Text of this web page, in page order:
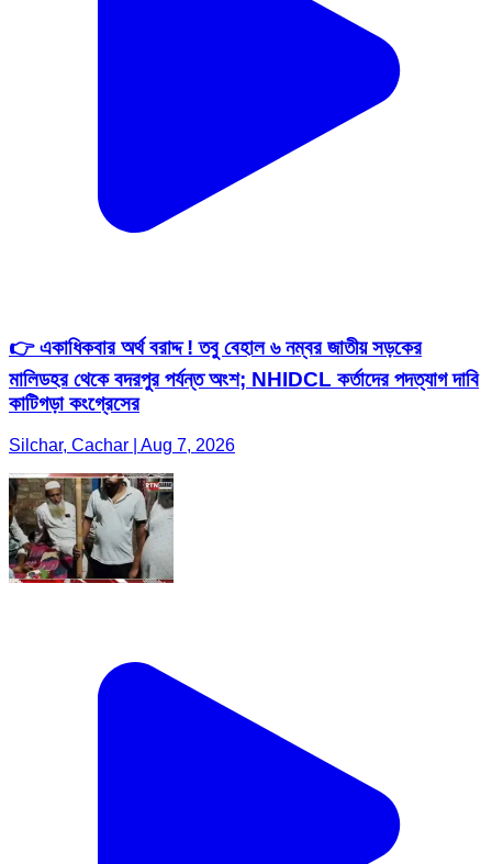
👉 একাধিকবার অর্থ বরাদ্দ ! তবু বেহাল ৬ নম্বর জাতীয় সড়কের
মালিডহর থেকে বদরপুর পর্যন্ত অংশ; NHIDCL কর্তাদের পদত্যাগ দাবি
কাটিগড়া কংগ্রেসের
Silchar, Cachar | Aug 7, 2026